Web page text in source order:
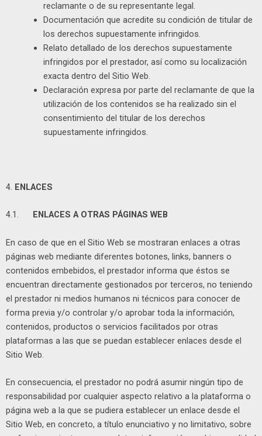
reclamante o de su representante legal.
Documentación que acredite su condición de titular de
los derechos supuestamente infringidos.
Relato detallado de los derechos supuestamente
infringidos por el prestador, así como su localización
exacta dentro del Sitio Web.
Declaración expresa por parte del reclamante de que la
utilización de los contenidos se ha realizado sin el
consentimiento del titular de los derechos
supuestamente infringidos.
4. ENLACES
4.1. ENLACES A OTRAS PÁGINAS WEB
En caso de que en el Sitio Web se mostraran enlaces a otras
páginas web mediante diferentes botones, links, banners o
contenidos embebidos, el prestador informa que éstos se
encuentran directamente gestionados por terceros, no teniendo
el prestador ni medios humanos ni técnicos para conocer de
forma previa y/o controlar y/o aprobar toda la información,
contenidos, productos o servicios facilitados por otras
plataformas a las que se puedan establecer enlaces desde el
Sitio Web.
En consecuencia, el prestador no podrá asumir ningún tipo de
responsabilidad por cualquier aspecto relativo a la plataforma o
página web a la que se pudiera establecer un enlace desde el
Sitio Web, en concreto, a título enunciativo y no limitativo, sobre